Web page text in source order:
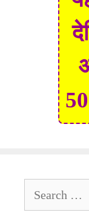
for: